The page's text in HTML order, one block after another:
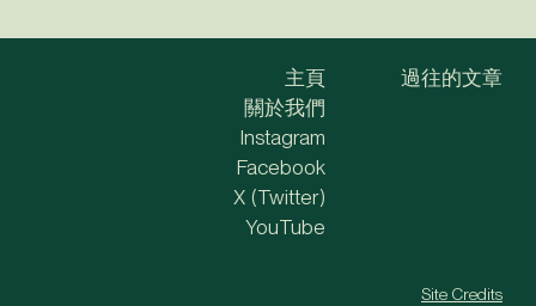
主頁
關於我們
過往的文章
Instagram
Facebook
X (Twitter)
YouTube
Site Credits